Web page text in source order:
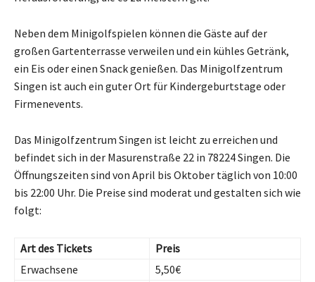
Neben dem Minigolfspielen können die Gäste auf der
großen Gartenterrasse verweilen und ein kühles Getränk,
ein Eis oder einen Snack genießen. Das Minigolfzentrum
Singen ist auch ein guter Ort für Kindergeburtstage oder
Firmenevents.
Das Minigolfzentrum Singen ist leicht zu erreichen und
befindet sich in der Masurenstraße 22 in 78224 Singen. Die
Öffnungszeiten sind von April bis Oktober täglich von 10:00
bis 22:00 Uhr. Die Preise sind moderat und gestalten sich wie
folgt:
Art des Tickets
Preis
Erwachsene
5,50€